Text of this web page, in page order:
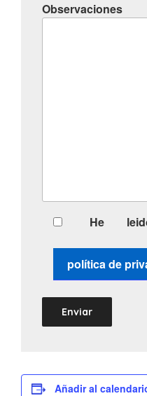
Observaciones
He
política de
Añadir al